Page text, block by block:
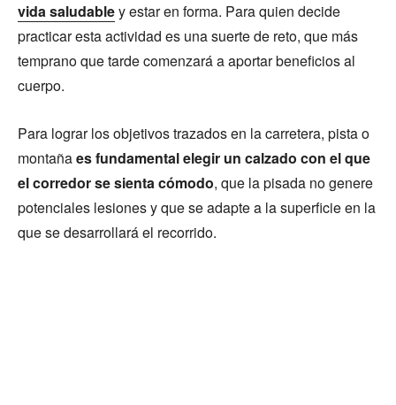
vida saludabley estar en forma. Para quien decide
practicar esta actividad es una suerte de reto, que más
temprano que tarde comenzará a aportar beneficios al
cuerpo.
Para lograr los objetivos trazados en la carretera, pista o
montañaes fundamental elegir un calzado con el que
el corredor se sienta cómodo, que la pisada no genere
potenciales lesiones y que se adapte a la superficie en la
que se desarrollará el recorrido.